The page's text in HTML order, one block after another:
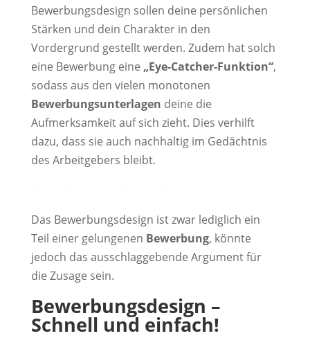
Bewerbungsdesign sollen deine persönlichen
Stärken und dein Charakter in den
Vordergrund gestellt werden. Zudem hat solch
eine Bewerbung eine „Eye-Catcher-Funktion“,
sodass aus den vielen monotonen
Bewerbungsunterlagen deine die
Aufmerksamkeit auf sich zieht. Dies verhilft
dazu, dass sie auch nachhaltig im Gedächtnis
des Arbeitgebers bleibt.
Das Bewerbungsdesign ist zwar lediglich ein
Teil einer gelungenen Bewerbung, könnte
jedoch das ausschlaggebende Argument für
die Zusage sein.
Bewerbungsdesign –
Schnell und einfach!